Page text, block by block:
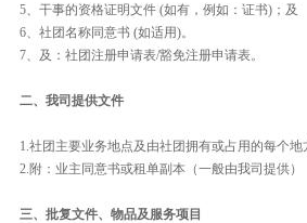
5、干事的资格证明文件 (如有，例如：证书)；及
6、社团名称同意书 (如适用)。
7、及：社团注册申请表/豁免注册申请表。
二、我司提供文件
1.社团主要业务地点及由社团拥有或占用的每个地
2.附：业主同意书或租单副本（一般由我司提供）
三、批复文件、物品及服务项目